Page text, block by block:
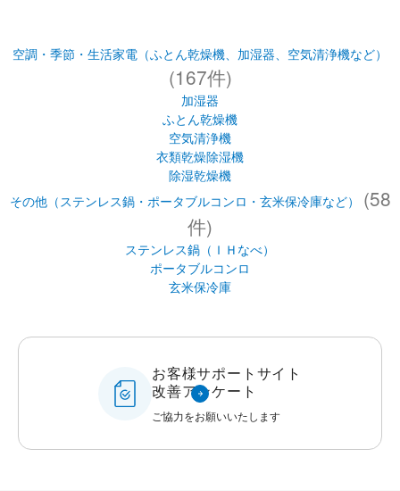
空調・季節・生活家電（ふとん乾燥機、加湿器、空気清浄機など）
(167件)
加湿器
ふとん乾燥機
空気清浄機
衣類乾燥除湿機
除湿乾燥機
その他（ステンレス鍋・ポータブルコンロ・玄米保冷庫など）
(58
件)
ステンレス鍋（ＩＨなべ）
ポータブルコンロ
玄米保冷庫
お客様サポートサイト
改善アンケート
ご協力をお願いいたします